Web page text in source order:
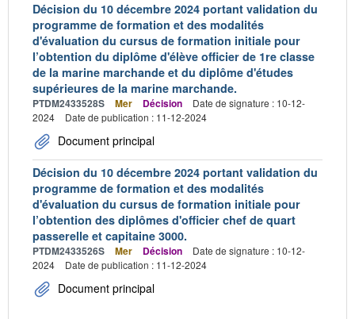
Décision du 10 décembre 2024 portant validation du
programme de formation et des modalités
d'évaluation du cursus de formation initiale pour
l’obtention du diplôme d'élève officier de 1re classe
de la marine marchande et du diplôme d'études
supérieures de la marine marchande.
PTDM2433528S Mer Décision
Date de signature : 10-12-
2024
Date de publication : 11-12-2024
Document principal
Décision du 10 décembre 2024 portant validation du
programme de formation et des modalités
d'évaluation du cursus de formation initiale pour
l’obtention des diplômes d'officier chef de quart
passerelle et capitaine 3000.
PTDM2433526S Mer Décision
Date de signature : 10-12-
2024
Date de publication : 11-12-2024
Document principal